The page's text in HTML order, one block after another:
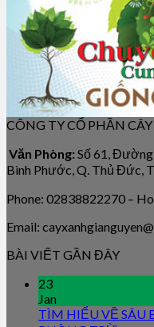
CÔNG TY CỔ PHẦN
Văn Phòng: Số 61, Đường
Bình Phước, Q. Thủ Đức,
Phone: 02838822270 –
Email:
BÀI VIẾT GẦN ĐÂY
23
Jan
TÌM HIỂU VỀ SÂU